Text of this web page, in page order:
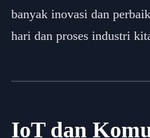
banyak inovasi dan
hari dan proses industri
IoT dan